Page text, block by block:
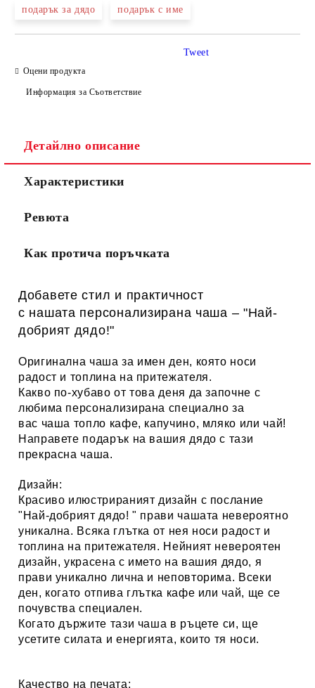
подарък за дядо подарък с име
Оцени продукта
Информация за Съответствие
Tweet
Детайлно описание
Характеристики
Ревюта
Как протича поръчката
Добавете стил и практичност
с нашата персонализирана чаша – "Най-
добрият дядо!"
Оригинална чаша за имен ден, която носи
радост и топлина на притежателя.
Какво по-хубаво от това деня да започне с
любима персонализирана специално за
вас чаша топло кафе, капучино, мляко или чай!
Направете подарък на вашия дядо с тази
прекрасна чаша.
Дизайн:
Красиво илюстрираният дизайн с послание
"Най-добрият дядо! " прави чашата невероятно
уникална. Всяка глътка от нея носи радост и
топлина на притежателя. Нейният невероятен
дизайн, украсена с името на вашия дядо, я
прави уникално лична и неповторима. Всеки
ден, когато отпива глътка кафе или чай, ще се
почувства специален.
Когато държите тази чаша в ръцете си, ще
усетите силата и енергията, които тя носи.
Качество на печата: